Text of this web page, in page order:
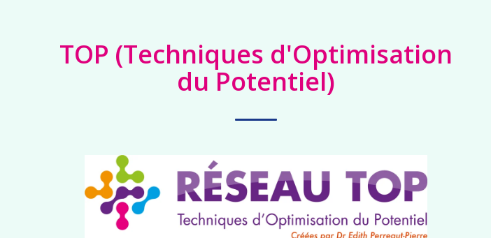
TOP (Techniques d'Optimisation
du Potentiel)